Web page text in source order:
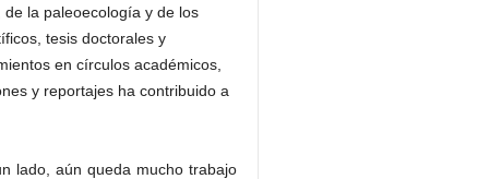
la paleoecología y de los
tesis doctorales y
en círculos académicos,
y reportajes ha contribuido a
lado, aún queda mucho trabajo